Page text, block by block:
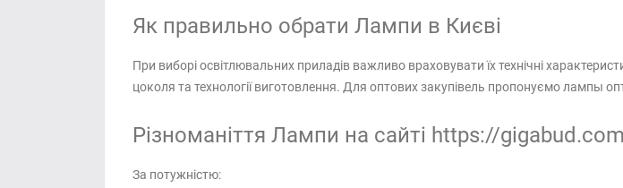
Як правильно обрати Лампи в Києві
При виборі освітлювальних приладів важливо враховувати їх технічні
цоколя та технології виготовлення. Для оптових закупівель пропонуємо лампы
Різноманіття Лампи на сайті https://
За потужністю: